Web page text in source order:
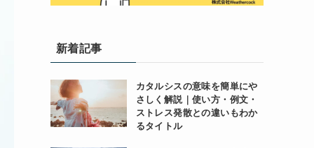
新着記事
カタルシスの意味を簡単にや
さしく解説｜使い方・例文・
ストレス発散との違いもわか
るタイトル